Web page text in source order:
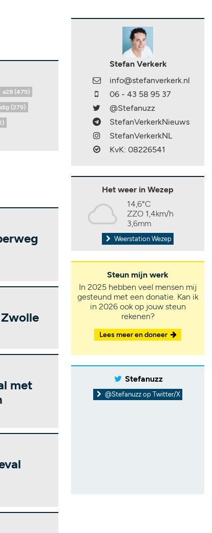
a28 (479)
(279)
met
Stefan Verkerk
info@stefanverkerk.nl
06 - 43 58 95 37
@Stefanuzz
StefanVerkerkNieuws
StefanVerkerkNL
KvK: 08226541
Het weer in Wezep
14,6°C
ZZO 1,4km/h
3,6mm
Weerstation Wezep
Steun mijn werk
In 2025 hebben veel mensen mij
gesteund met een donatie. Kan ik
in 2026 ook op jouw steun
rekenen?
Lees meer en doneer
Stefanuzz
@Stefanuzz op Twitter/X